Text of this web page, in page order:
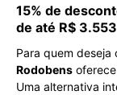
15% de
de até R$
Para quem
Rodobens oferece
Uma alternativa